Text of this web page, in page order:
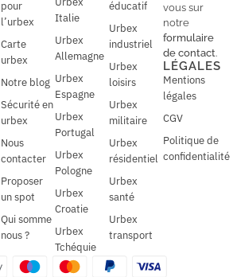
pour
l’urbex
Carte
urbex
Notre blog
Sécurité en
urbex
Nous
contacter
Proposer
un spot
Qui somme
nous ?
Italie
Urbex
Allemagne
Urbex
Espagne
Urbex
Portugal
Urbex
Pologne
Urbex
Croatie
Urbex
Tchéquie
éducatif
Urbex
industriel
Urbex
loisirs
Urbex
militaire
Urbex
résidentiel
Urbex
santé
Urbex
transport
vous sur
notre
formulaire
de contact.
LÉGALES
Mentions
légales
CGV
Politique de
confidentialité